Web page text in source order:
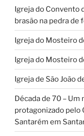
Igreja do Convento
brasão na pedra de
Igreja do Mosteiro
Igreja do Mosteiro
Igreja de São João
Década de 70 –
protagonizado pelo
Santarém em